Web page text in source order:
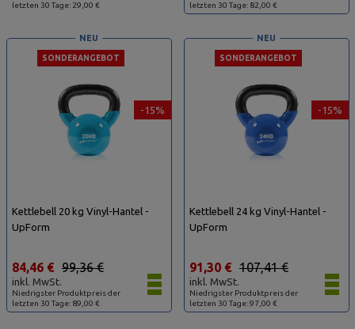
letzten 30 Tage: 29,00 €
letzten 30 Tage: 82,00 €
-15%
SONDERANGEBOT
NEU
Kettlebell 20 kg Vinyl-Hantel -
UpForm
Niedrigster Produktpreis der
letzten 30 Tage: 89,00 €
99,36 €
84,46 €
inkl. MwSt.
-15%
SONDERANGEBOT
NEU
Kettlebell 24 kg Vinyl-Hantel -
UpForm
Niedrigster Produktpreis der
letzten 30 Tage: 97,00 €
107,41 €
91,30 €
inkl. MwSt.